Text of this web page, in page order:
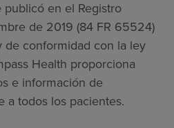
en el Registro
de 2019 (84 FR 65524)
conformidad con la ley
Health proporciona
e información de
a todos los pacientes.